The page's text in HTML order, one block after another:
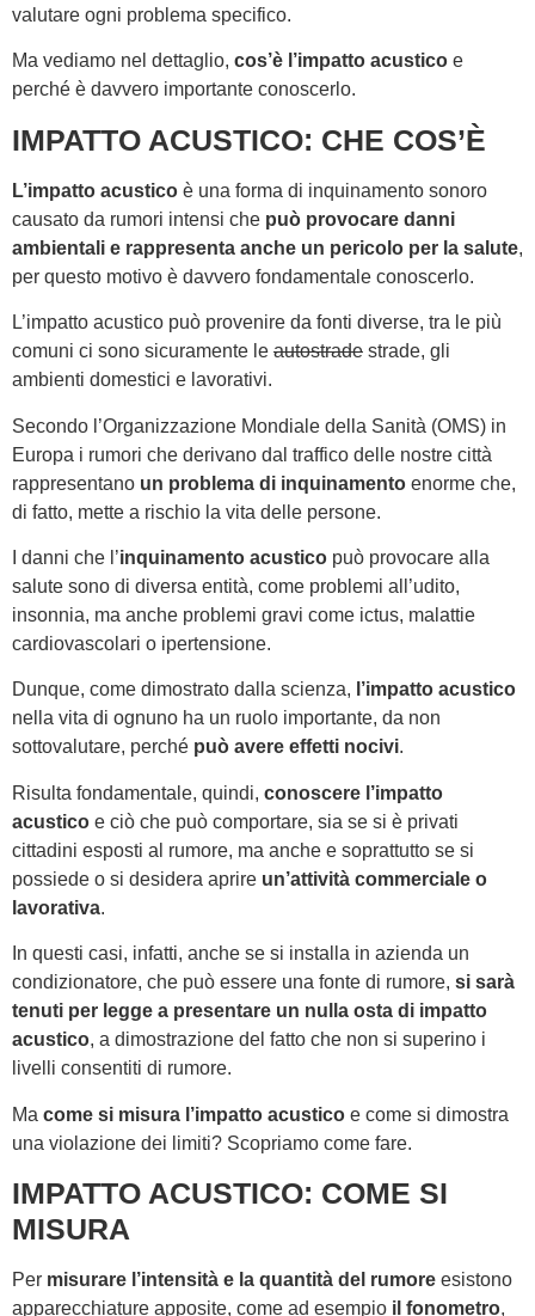
valutare ogni problema specifico.
Ma vediamo nel dettaglio, cos’è l’impatto acustico e
perché è davvero importante conoscerlo.
IMPATTO ACUSTICO: CHE COS’È
L’impatto acustico è una forma di inquinamento sonoro
causato da rumori intensi che può provocare danni
ambientali e rappresenta anche un pericolo per la salute,
per questo motivo è davvero fondamentale conoscerlo.
L’impatto acustico può provenire da fonti diverse, tra le più
comuni ci sono sicuramente le autostrade strade, gli
ambienti domestici e lavorativi.
Secondo l’Organizzazione Mondiale della Sanità (OMS) in
Europa i rumori che derivano dal traffico delle nostre città
rappresentano un problema di inquinamento enorme che,
di fatto, mette a rischio la vita delle persone.
I danni che l’inquinamento acustico può provocare alla
salute sono di diversa entità, come problemi all’udito,
insonnia, ma anche problemi gravi come ictus, malattie
cardiovascolari o ipertensione.
Dunque, come dimostrato dalla scienza, l’impatto acustico
nella vita di ognuno ha un ruolo importante, da non
sottovalutare, perché può avere effetti nocivi.
Risulta fondamentale, quindi, conoscere l’impatto
acustico e ciò che può comportare, sia se si è privati
cittadini esposti al rumore, ma anche e soprattutto se si
possiede o si desidera aprire un’attività commerciale o
lavorativa.
In questi casi, infatti, anche se si installa in azienda un
condizionatore, che può essere una fonte di rumore, si sarà
tenuti per legge a presentare un nulla osta di impatto
acustico, a dimostrazione del fatto che non si superino i
livelli consentiti di rumore.
Ma come si misura l’impatto acustico e come si dimostra
una violazione dei limiti? Scopriamo come fare.
IMPATTO ACUSTICO: COME SI
MISURA
Per misurare l’intensità e la quantità del rumore esistono
apparecchiature apposite, come ad esempio il fonometro,